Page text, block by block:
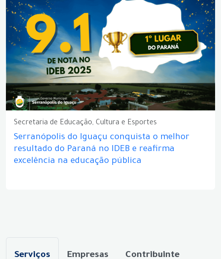
Secretaria de Educação, Cultura e Esportes
Serranópolis do Iguaçu conquista o melhor
resultado do Paraná no IDEB e reafirma
excelência na educação pública
Serviços Empresas Contribuinte